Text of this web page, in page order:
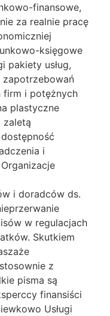
finansowe,
za realnie pracę
księgowe
pakiety usług,
firm i potężnych
plastyczne
zaletą
i
i doradców ds.
w regulacjach
Skutkiem
z
pisma są
finansiści
Usługi